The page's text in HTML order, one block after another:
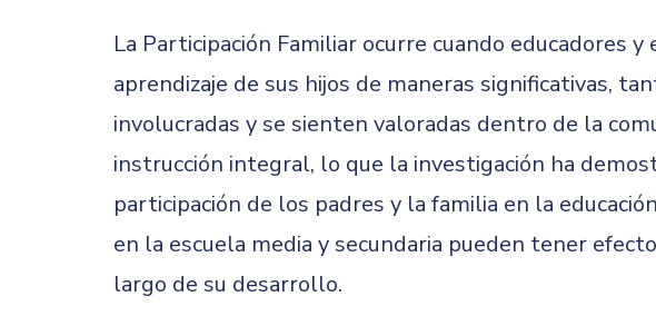
La Participación Familiar ocurre cuando educadores
aprendizaje de sus hijos de maneras significativas,
involucradas y se sienten valoradas dentro de la
instrucción integral, lo que la investigación ha
participación de los padres y la familia en la
en la escuela media y secundaria pueden tener
largo de su desarrollo.